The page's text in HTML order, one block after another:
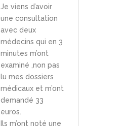
Je viens d’avoir
une consultation
avec deux
médecins qui en 3
minutes m’ont
examiné ,non pas
lu mes dossiers
médicaux et m’ont
demandé 33
euros.
Ils m’ont noté une